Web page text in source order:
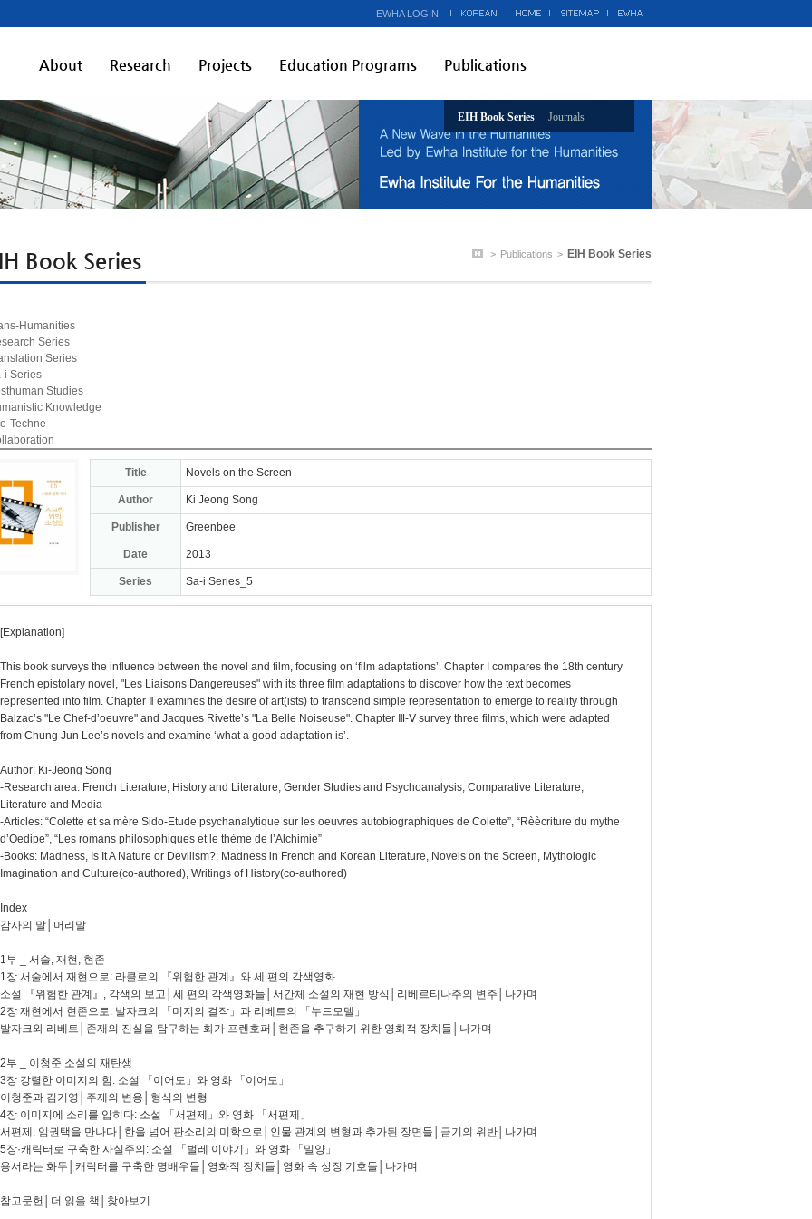
EWHA LOGIN
About Research Projects Education Programs Publications
EIH Book Series Journals
Humanities
Series
Series
i Series
Studies
Knowledge
Techne
Title Novels on the Screen
Author Ki Jeong Song
Publisher Greenbee
Date 2013
Series Sa-i Series_5
[Explanation]
This book surveys the influence between the novel and film, focusing on ‘film adaptations’. Chapter I compares the 18th century
French epistolary novel, "Les Liaisons Dangereuses" with its three film adaptations to discover how the text becomes
represented into film. Chapter Ⅱ examines the desire of art(ists) to transcend simple representation to emerge to reality through
Balzac’s "Le Chef-d’oeuvre" and Jacques Rivette’s "La Belle Noiseuse". Chapter Ⅲ-Ⅴ survey three films, which were adapted
from Chung Jun Lee’s novels and examine ‘what a good adaptation is’.
Author: Ki-Jeong Song
-Research area: French Literature, History and Literature, Gender Studies and Psychoanalysis, Comparative Literature,
Literature and Media
-Articles: “Colette et sa mère Sido-Etude psychanalytique sur les oeuvres autobiographiques de Colette”, “Rèècriture du mythe
d’Oedipe”, “Les romans philosophiques et le thème de l’Alchimie”
-Books: Madness, Is It A Nature or Devilism?: Madness in French and Korean Literature, Novels on the Screen, Mythologic
Imagination and Culture(co-authored), Writings of History(co-authored)
Index
감사의 말│머리말
1부 _ 서술, 재현, 현존
1장 서술에서 재현으로: 라클로의 『위험한 관계』와 세 편의 각색영화
소설 『위험한 관계』, 각색의 보고│세 편의 각색영화들│서간체 소설의 재현 방식│리베르티나주의 변주│나가며
2장 재현에서 현존으로: 발자크의 「미지의 걸작」과 리베트의 「누드모델」
발자크와 리베트│존재의 진실을 탐구하는 화가 프렌호퍼│현존을 추구하기 위한 영화적 장치들│나가며
2부 _ 이청준 소설의 재탄생
3장 강렬한 이미지의 힘: 소설 「이어도」와 영화 「이어도」
이청준과 김기영│주제의 변용│형식의 변형
4장 이미지에 소리를 입히다: 소설 「서편제」와 영화 「서편제」
서편제, 임권택을 만나다│한을 넘어 판소리의 미학으로│인물 관계의 변형과 추가된 장면들│금기의 위반│나가며
5장·캐릭터로 구축한 사실주의: 소설 「벌레 이야기」와 영화 「밀양」
용서라는 화두│캐릭터를 구축한 명배우들│영화적 장치들│영화 속 상징 기호들│나가며
참고문헌│더 읽을 책│찾아보기
Book Series > Publications > EIH Book Series